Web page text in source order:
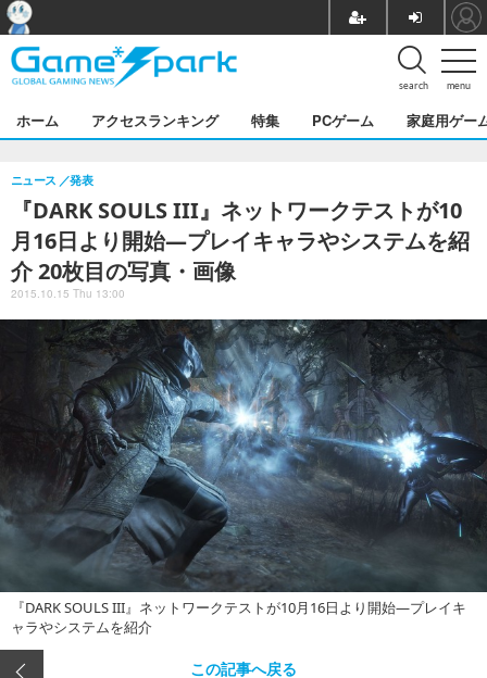
menu
search
ホーム アクセスランキング 特集 PCゲーム 家庭用ゲー
『DARK SOULS III』ネットワークテストが10
月16日より開始―プレイキャラやシステムを紹
介 20枚目の写真・画像
ニュース 発表
2015.10.15 Thu 13:00
『DARK SOULS III』ネットワークテストが10月16日より開始―プレイキ
ャラやシステムを紹介
この記事へ戻る